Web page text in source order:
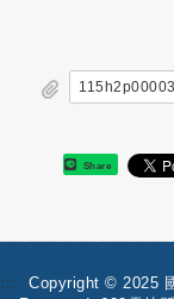
Share
:::
Copyright © 2025